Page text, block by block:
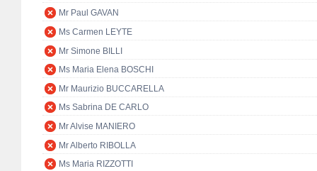
Mr Paul GAVAN
Ms Carmen LEYTE
Mr Simone BILLI
Ms Maria Elena BOSCHI
Mr Maurizio BUCCARELLA
Ms Sabrina DE CARLO
Mr Alvise MANIERO
Mr Alberto RIBOLLA
Ms Maria RIZZOTTI